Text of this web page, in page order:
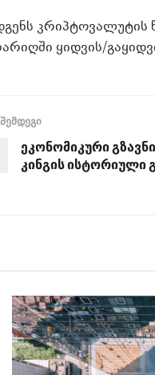
კრიპტოვალუტის
ყიდვის/
შემდეგი
ეკონომიკური
კინგის ისტორიული